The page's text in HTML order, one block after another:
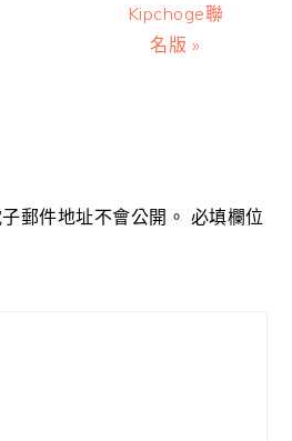
Kipchoge聯
名版 »
郵件地址不會公開。 必填欄位